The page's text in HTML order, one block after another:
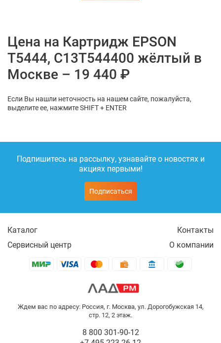
Цена на Картридж EPSON
T5444, C13T544400 жёлтый в
Москве – 19 440 ₽
Если Вы нашли неточность на нашем сайте, пожалуйста,
выделите ее, нажмите SHIFT + ENTER
Подпишитесь на рассылку, узнавайте о новостях и
акциях первыми!
Подписаться
Каталог
Контакты
Сервисный центр
О компании
Ждем вас по адресу: Россия, г. Москва, ул. Дорогобужская 14,
стр. 12, 2 этаж.
8 800 301-90-12